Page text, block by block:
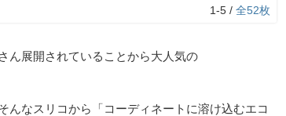
1-5 / 全52枚
ん展開されていることから大人気の
んなスリコから「コーディネートに溶け込むエコ